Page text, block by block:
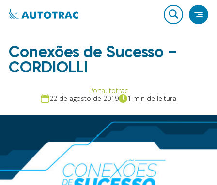
Conexões de Sucesso –
CORDIOLLI
Por:autotrac
22 de agosto de 2019
1 min de leitura